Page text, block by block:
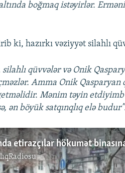
boğmaq istəyirlər.
ki, hazırkı vəziyyət silahlı
silahlı qüvvələr və Onik
Amma Onik Qasparyan
Mənim təyin
ən böyük satqınqlıq elə
etirazçılar hökumət